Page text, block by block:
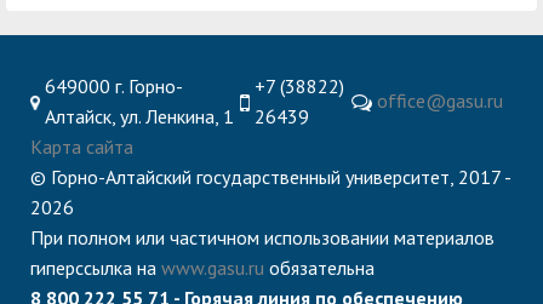
649000 г. Горно-
Алтайск, ул. Ленкина, 1
+7 (38822)
26439
office@gasu.ru
Карта сайта
© Горно-Алтайский государственный университет, 2017 -
2026
При полном или частичном использовании материалов
гиперссылка на www.gasu.ru обязательна
8 800 222 55 71 - Горячая линия по обеспечению